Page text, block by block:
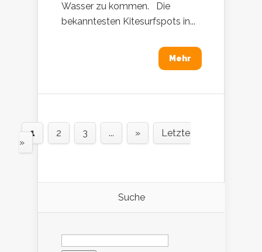
Wasser zu kommen. Die
bekanntesten Kitesurfspots in...
Mehr
1 2 3 ... »
Letzte
»
Suche
Suchen
nach: